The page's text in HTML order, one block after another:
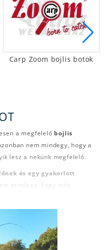
Carp Zoom bojlis botok
a megfelelő bojlis
nem mindegy, hogy a
lesz a nekünk megfelelő.
és egy gyakorlott
mindegy, hogy más
jelentőségű
megadva és " -jellel jelölve.